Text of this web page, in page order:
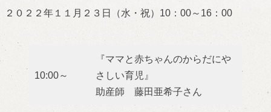
２０２２年１１月２３日（水・祝）10：00～16：00
10:00～
『ママと赤ちゃんのからだにや
さしい育児』
助産師 藤田亜希子さん